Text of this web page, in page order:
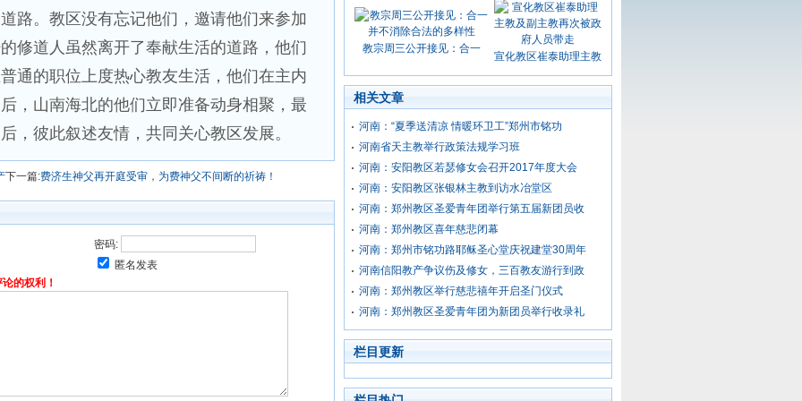
路。教区没有忘记他们，邀请他们来参加
修道人虽然离开了奉献生活的道路，他们
通的职位上度热心教友生活，他们在主内
，山南海北的他们立即准备动身相聚，最
，彼此叙述友情，共同关心教区发展。
下一篇:费济生神父再开庭受审，为费神父不间断的祈祷！
密码:
匿名发表
的权利！
教宗周三公开接见：合一
宣化教区崔泰助理主教
相关文章
河南：“夏季送清凉 情暖环卫工”郑州市铭功
河南省天主教举行政策法规学习班
河南：安阳教区若瑟修女会召开2017年度大会
河南：安阳教区张银林主教到访水冶堂区
河南：郑州教区圣爱青年团举行第五届新团员收
河南：郑州教区喜年慈悲闭幕
河南：郑州市铭功路耶稣圣心堂庆祝建堂30周年
河南信阳教产争议伤及修女，三百教友游行到政
河南：郑州教区举行慈悲禧年开启圣门仪式
河南：郑州教区圣爱青年团为新团员举行收录礼
栏目更新